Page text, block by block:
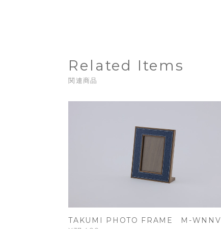
Related Items
関連商品
TAKUMI PHOTO FRAME M-WNNV